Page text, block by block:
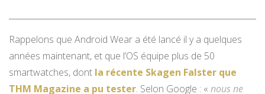
Rappelons que Android Wear a été lancé il y a quelques
années maintenant, et que l’OS équipe plus de 50
smartwatches, dont la récente Skagen Falster que
THM Magazine a pu tester. Selon Google : « nous ne